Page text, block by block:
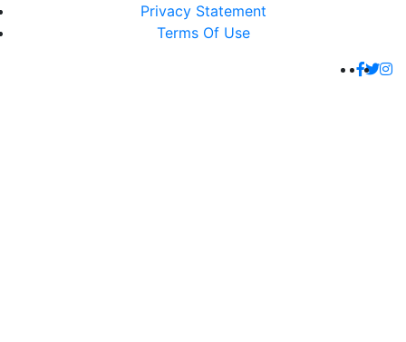
Privacy Statement
Terms Of Use